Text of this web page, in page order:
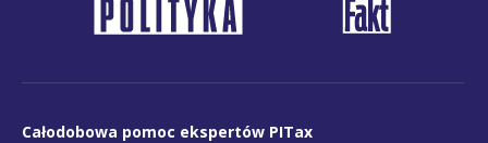
Całodobowa pomoc ekspertów PITax